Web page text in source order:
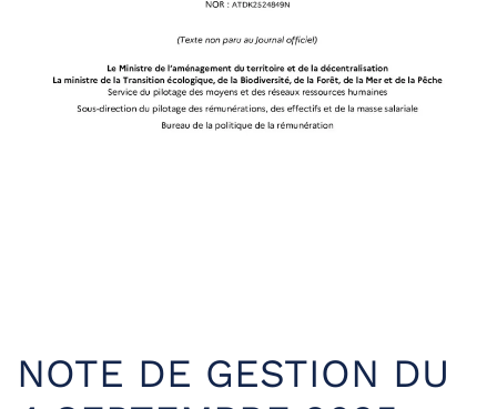
NOTE DE GESTION DU